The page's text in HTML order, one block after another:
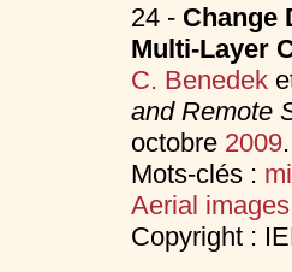
24 - Change
Multi-Layer
C. Benedek
and Remote
octobre 2009.
Mots-clés :
Aerial images
Copyright :